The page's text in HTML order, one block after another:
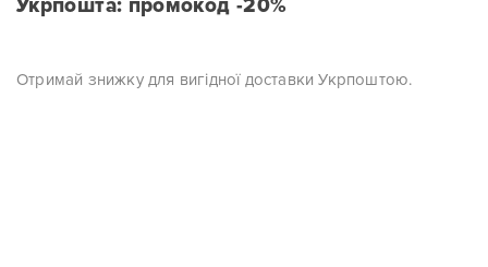
Укрпошта: промокод -20%
Отримай знижку для вигідної доставки Укрпоштою.